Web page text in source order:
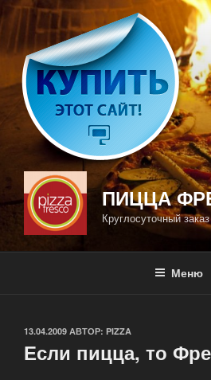
Перейти
содержимому
ПИЦЦА
Круглосуточный
Меню
ОПУБЛИКОВАНО
13.04.2009 АВТОР: PIZZA
Если пицца, то